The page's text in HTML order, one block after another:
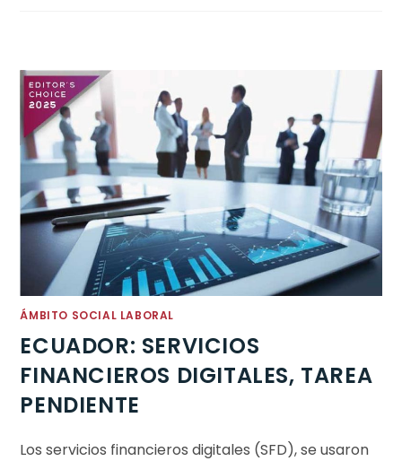
ÁMBITO SOCIAL LABORAL
ECUADOR: SERVICIOS
FINANCIEROS DIGITALES, TAREA
PENDIENTE
Los servicios financieros digitales (SFD), se usaron